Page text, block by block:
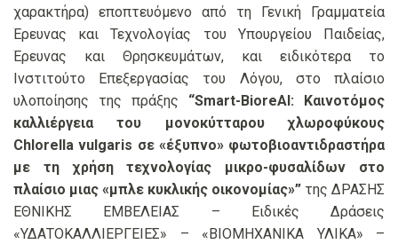
χαρακτήρα) εποπτευόμενο από τη Γενική Γραμματεία
Έρευνας και Τεχνολογίας του Υπουργείου Παιδείας,
Έρευνας και Θρησκευμάτων, και ειδικότερα το
Ινστιτούτο Επεξεργασίας του Λόγου, στο πλαίσιο
υλοποίησης της πράξης “Smart-BioreAl: Καινοτόμος
καλλιέργεια του μονοκύτταρου χλωροφύκους
Chlorella vulgaris σε «έξυπνο» φωτοβιοαντιδραστήρα
με τη χρήση τεχνολογίας μικρο-φυσαλίδων στο
πλαίσιο μιας «μπλε κυκλικής οικονομίας»” της ΔΡΑΣΗΣ
ΕΘΝΙΚΗΣ ΕΜΒΕΛΕΙΑΣ – Ειδικές Δράσεις
«ΥΔΑΤΟΚΑΛΛΙΕΡΓΕΙΕΣ» – «ΒΙΟΜΗΧΑΝΙΚΑ ΥΛΙΚΑ» –